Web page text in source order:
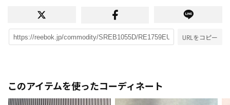
URLをコピー
このアイテムを使ったコーディネート